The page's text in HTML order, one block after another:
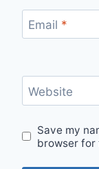
Email *
Website
Save my
browser for